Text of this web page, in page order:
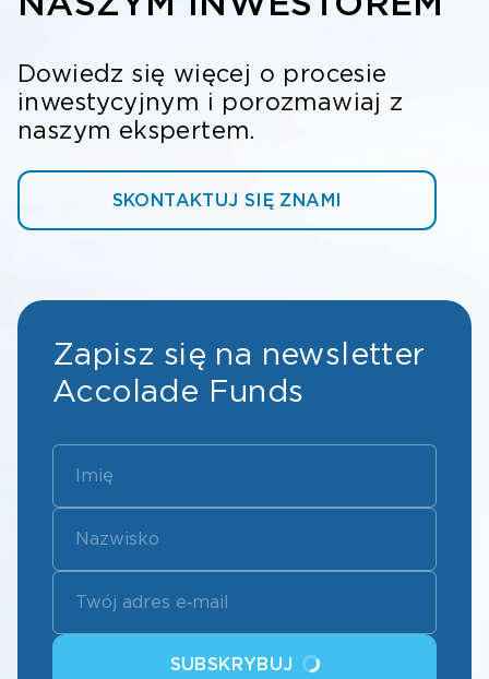
Dowiedz się więcej o procesie
inwestycyjnym i porozmawiaj z
naszym ekspertem.
SKONTAKTUJ SIĘ ZNAMI
Zapisz się na newsletter
Accolade Funds
SUBSKRYBUJ